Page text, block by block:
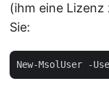
(ihm eine
Sie: